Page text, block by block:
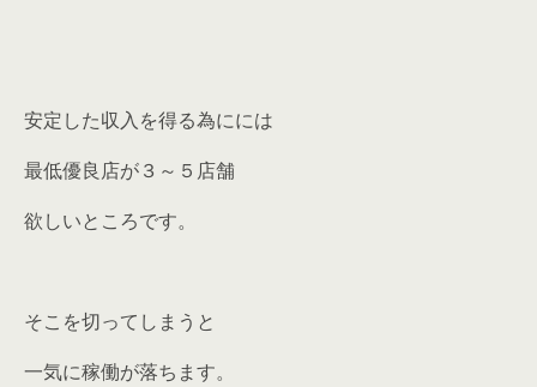
安定した収入を得る為にには
最低優良店が３～５店舗
欲しいところです。
そこを切ってしまうと
一気に稼働が落ちます。